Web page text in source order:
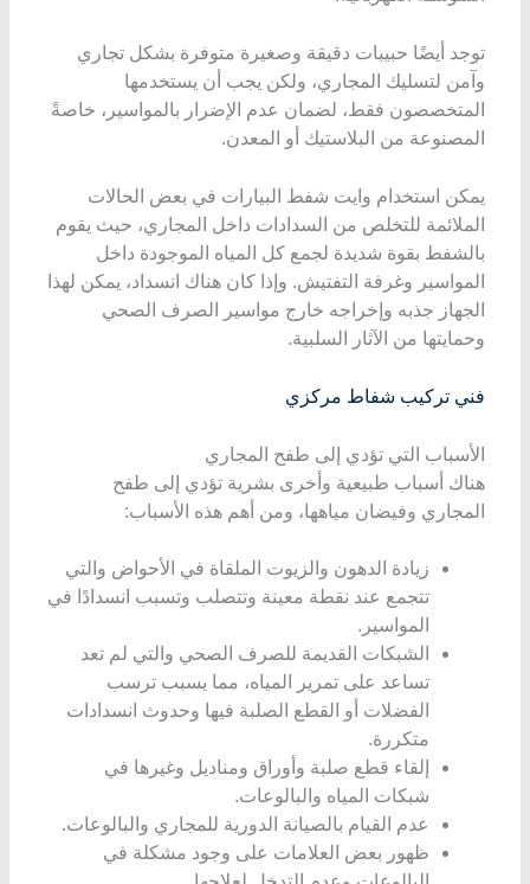
توجد أيضًا حبيبات دقيقة وصغيرة متوفرة بشكل تجاري
وآمن لتسليك المجاري، ولكن يجب أن يستخدمها
المتخصصون فقط، لضمان عدم الإضرار بالمواسير، خاصةً
المصنوعة من البلاستيك أو المعدن.
يمكن استخدام وايت شفط البيارات في بعض الحالات
الملائمة للتخلص من السدادات داخل المجاري، حيث يقوم
بالشفط بقوة شديدة لجمع كل المياه الموجودة داخل
المواسير وغرفة التفتيش. وإذا كان هناك انسداد، يمكن لهذا
الجهاز جذبه وإخراجه خارج مواسير الصرف الصحي
وحمايتها من الآثار السلبية.
فني تركيب شفاط مركزي
الأسباب التي تؤدي إلى طفح المجاري
هناك أسباب طبيعية وأخرى بشرية تؤدي إلى طفح
المجاري وفيضان مياهها، ومن أهم هذه الأسباب:
زيادة الدهون والزيوت الملقاة في الأحواض والتي
تتجمع عند نقطة معينة وتتصلب وتسبب انسدادًا في
المواسير.
الشبكات القديمة للصرف الصحي والتي لم تعد
تساعد على تمرير المياه، مما يسبب ترسب
الفضلات أو القطع الصلبة فيها وحدوث انسدادات
متكررة.
إلقاء قطع صلبة وأوراق ومناديل وغيرها في
شبكات المياه والبالوعات.
عدم القيام بالصيانة الدورية للمجاري والبالوعات.
ظهور بعض العلامات على وجود مشكلة في